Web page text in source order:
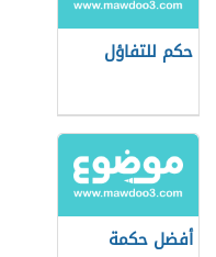
حكم للتفاؤل
أفضل حكمة